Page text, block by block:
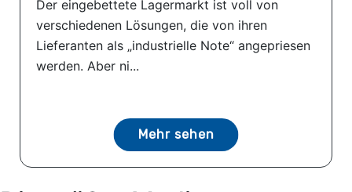
Der eingebettete Lagermarkt ist voll von
verschiedenen Lösungen, die von ihren
Lieferanten als „industrielle Note“ angepriesen
werden. Aber ni...
Mehr sehen